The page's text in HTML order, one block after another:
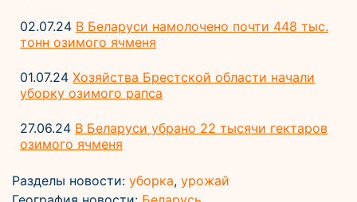
02.07.24 В Беларуси намолочено почти 448 тыс.
тонн озимого ячменя
01.07.24 Хозяйства Брестской области начали
уборку озимого рапса
27.06.24 В Беларуси убрано 22 тысячи гектаров
озимого ячменя
Разделы новости: уборка, урожай